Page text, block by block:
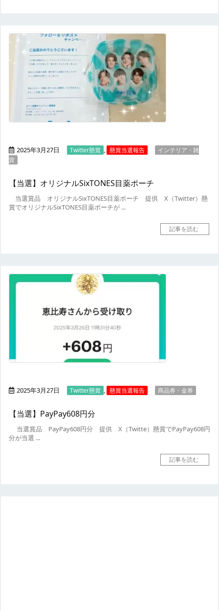
2025年3月27日 Twitter懸賞 , 懸賞当選報告
インテリア・雑
貨
【当選】オリジナルSixTONES目薬ポーチ
当選賞品 オリジナルSixTONES目薬ポーチ 提供 X（Twitter）懸
賞でオリジナルSixTONES目薬ポーチが ...
記事を読む
2025年3月27日 Twitter懸賞 , 懸賞当選報告 商品券・金券
【当選】PayPay608円分
当選賞品 PayPay608円分 提供 X（Twitte）懸賞でPayPay608円
分が当選 ...
記事を読む